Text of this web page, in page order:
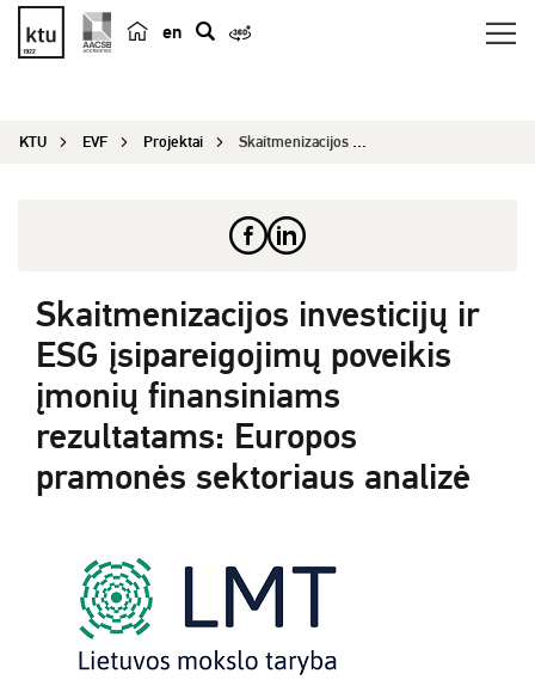
en
e
KTU EVF Projektai Skaitmenizacijos investicijų ir ESG įsipareigoji...
Skaitmenizacijos investicijų ir
ESG įsipareigojimų poveikis
įmonių finansiniams
rezultatams: Europos
pramonės sektoriaus analizė